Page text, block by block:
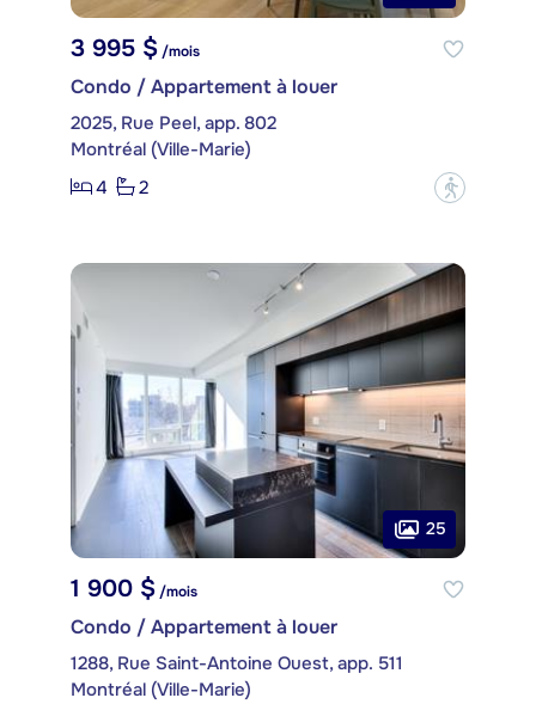
3 995 $ /mois
Condo / Appartement à louer
2025, Rue Peel, app. 802
Montréal (Ville-Marie)
4
2 ?
25
1 900 $/mois
Condo / Appartement à louer
1288, Rue Saint-Antoine Ouest, app. 511
Montréal (Ville-Marie)